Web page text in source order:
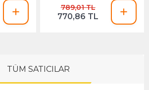
789,01 TL
770,86 TL
TÜM SATICILAR